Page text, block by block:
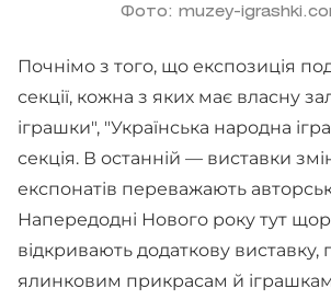
Фото: muzey-
Почнімо з того, що експозиція
секції, кожна з яких має власну
іграшки", "Українська народна
секція. В останній — виставки
експонатів переважають
Напередодні Нового року тут
відкривають додаткову
ялинковим прикрасам й іграшкам,